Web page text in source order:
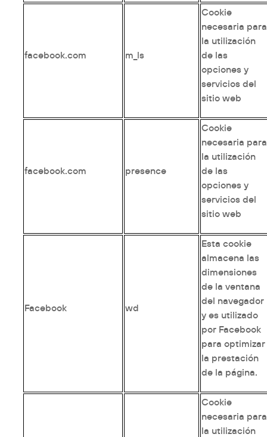
facebook.com m_ls
Cookie
necesaria para
la utilización
de las
opciones y
servicios del
sitio web
facebook.com presence
Cookie
necesaria para
la utilización
de las
opciones y
servicios del
sitio web
Facebook wd
Esta cookie
almacena las
dimensiones
de la ventana
del navegador
y es utilizado
por Facebook
para optimizar
la prestación
de la página.
Cookie
necesaria para
la utilización